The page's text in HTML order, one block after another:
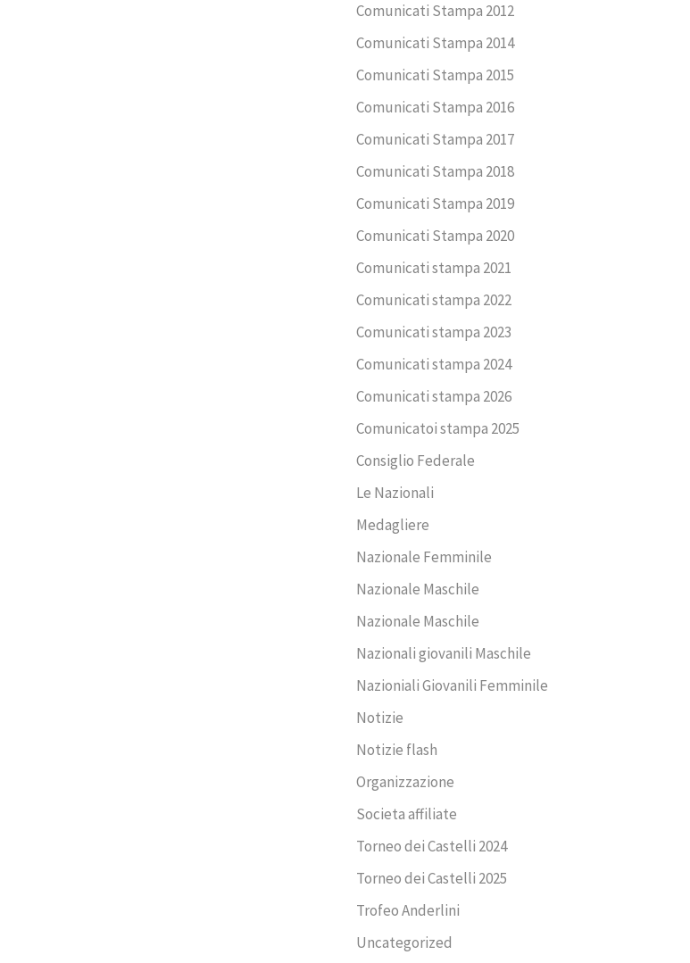
Comunicati Stampa 2012
Comunicati Stampa 2014
Comunicati Stampa 2015
Comunicati Stampa 2016
Comunicati Stampa 2017
Comunicati Stampa 2018
Comunicati Stampa 2019
Comunicati Stampa 2020
Comunicati stampa 2021
Comunicati stampa 2022
Comunicati stampa 2023
Comunicati stampa 2024
Comunicati stampa 2026
Comunicatoi stampa 2025
Consiglio Federale
Le Nazionali
Medagliere
Nazionale Femminile
Nazionale Maschile
Nazionale Maschile
Nazionali giovanili Maschile
Nazioniali Giovanili Femminile
Notizie
Notizie flash
Organizzazione
Societa affiliate
Torneo dei Castelli 2024
Torneo dei Castelli 2025
Trofeo Anderlini
Uncategorized